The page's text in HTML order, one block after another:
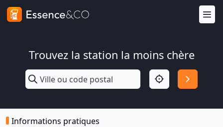
Trouvez la station la moins chère
Informations pratiques